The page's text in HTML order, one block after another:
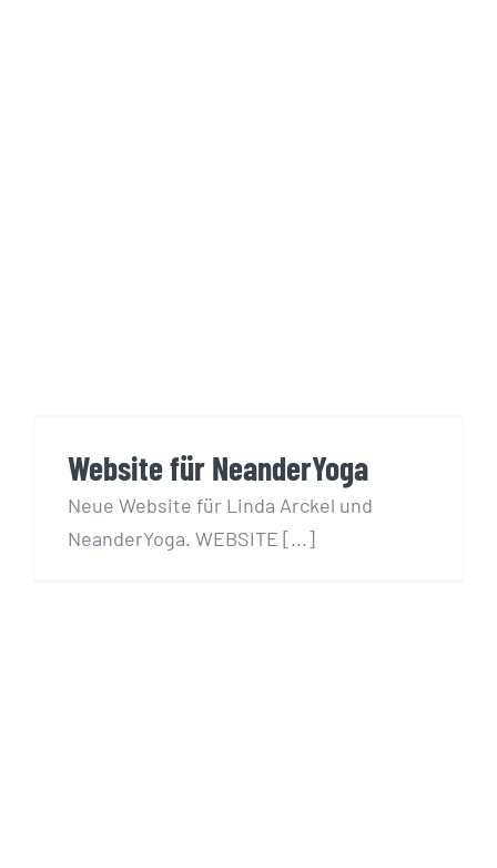
Website für NeanderYoga
Neue Website für Linda Arckel und
NeanderYoga. WEBSITE [...]